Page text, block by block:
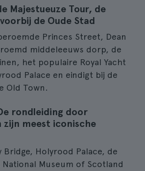
Majestueuze Tour, de
de Oude Stad
Princes Street, Dean
middeleeuws dorp, de
het populaire Royal Yacht
Palace en eindigt bij de
Old Town.
rondleiding door
zijn meest iconische
Bridge, Holyrood Palace, de
National Museum of Scotland